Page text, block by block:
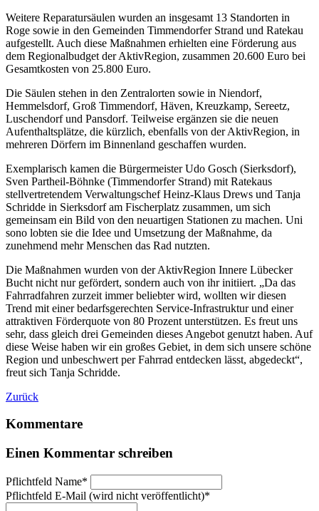
Weitere Reparatursäulen wurden an insgesamt 13 Standorten in
Roge sowie in den Gemeinden Timmendorfer Strand und Ratekau
aufgestellt. Auch diese Maßnahmen erhielten eine Förderung aus
dem Regionalbudget der AktivRegion, zusammen 20.600 Euro bei
Gesamtkosten von 25.800 Euro.
Die Säulen stehen in den Zentralorten sowie in Niendorf,
Hemmelsdorf, Groß Timmendorf, Häven, Kreuzkamp, Sereetz,
Luschendorf und Pansdorf. Teilweise ergänzen sie die neuen
Aufenthaltsplätze, die kürzlich, ebenfalls von der AktivRegion, in
mehreren Dörfern im Binnenland geschaffen wurden.
Exemplarisch kamen die Bürgermeister Udo Gosch (Sierksdorf),
Sven Partheil-Böhnke (Timmendorfer Strand) mit Ratekaus
stellvertretendem Verwaltungschef Heinz-Klaus Drews und Tanja
Schridde in Sierksdorf am Fischerplatz zusammen, um sich
gemeinsam ein Bild von den neuartigen Stationen zu machen. Uni
sono lobten sie die Idee und Umsetzung der Maßnahme, da
zunehmend mehr Menschen das Rad nutzten.
Die Maßnahmen wurden von der AktivRegion Innere Lübecker
Bucht nicht nur gefördert, sondern auch von ihr initiiert. „Da das
Fahrradfahren zurzeit immer beliebter wird, wollten wir diesen
Trend mit einer bedarfsgerechten Service-Infrastruktur und einer
attraktiven Förderquote von 80 Prozent unterstützen. Es freut uns
sehr, dass gleich drei Gemeinden dieses Angebot genutzt haben. Auf
diese Weise haben wir ein großes Gebiet, in dem sich unsere schöne
Region und unbeschwert per Fahrrad entdecken lässt, abgedeckt“,
freut sich Tanja Schridde.
Zurück
Kommentare
Einen Kommentar schreiben
Pflichtfeld Name*
Pflichtfeld E-Mail (wird nicht veröffentlicht)*